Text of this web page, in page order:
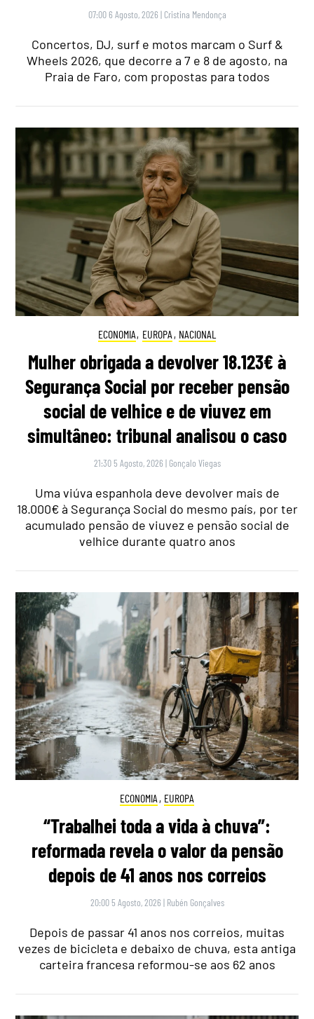
07:00 6 Agosto, 2026 | Cristina Mendonça
Concertos, DJ, surf e motos marcam o Surf &
Wheels 2026, que decorre a 7 e 8 de agosto, na
Praia de Faro, com propostas para todos
ECONOMIA, EUROPA , NACIONAL
Mulher obrigada a devolver 18.123€ à
Segurança Social por receber pensão
social de velhice e de viuvez em
simultâneo: tribunal analisou o caso
21:30 5 Agosto, 2026 | Gonçalo Viegas
Uma viúva espanhola deve devolver mais de
18.000€ à Segurança Social do mesmo país, por ter
acumulado pensão de viuvez e pensão social de
velhice durante quatro anos
ECONOMIA , EUROPA
“Trabalhei toda a vida à chuva”:
reformada revela o valor da pensão
depois de 41 anos nos correios
20:00 5 Agosto, 2026 | Rubén Gonçalves
Depois de passar 41 anos nos correios, muitas
vezes de bicicleta e debaixo de chuva, esta antiga
carteira francesa reformou-se aos 62 anos